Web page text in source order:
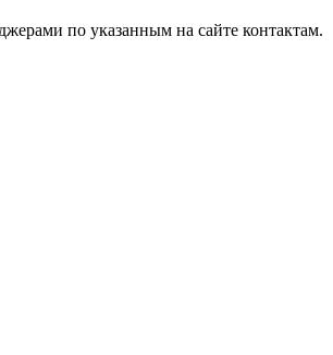
по указанным на сайте контактам.